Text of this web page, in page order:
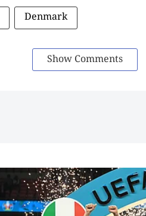
Denmark
Show Comments